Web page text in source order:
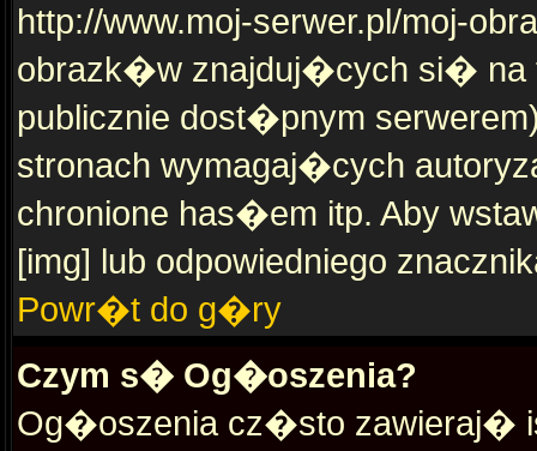
http://www.moj-serwer.pl/moj-
obrazk�w znajduj�cych si� na
publicznie dost�pnym
stronach wymagaj�cych
chronione has�em itp. Aby
[img] lub odpowiedniego
Powr�t do g�ry
Czym s� Og�oszenia?
Og�oszenia cz�sto zawieraj�